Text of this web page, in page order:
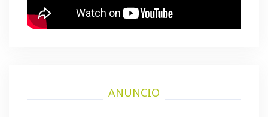
ANUNCIO